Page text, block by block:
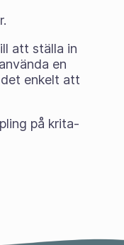
att ställa in
en
enkelt att
på krita-